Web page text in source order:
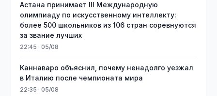
Астана принимает III Международную
олимпиаду по искусственному интеллекту:
более 500 школьников из 106 стран соревнуются
за звание лучших
22:45 · 05/08
Каннаваро объяснил, почему ненадолго уезжал
в Италию после чемпионата мира
22:35 · 05/08